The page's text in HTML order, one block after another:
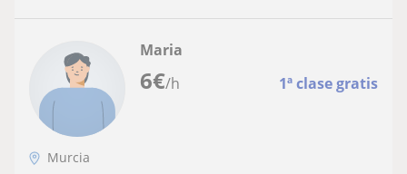
6€/h 1ª clase gratis
Maria
Murcia